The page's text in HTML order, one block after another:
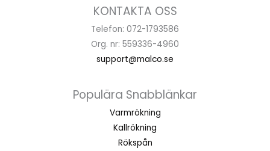
KONTAKTA OSS
Telefon: 072-1793586
Org. nr: 559336-4960
support@malco.se
Populära Snabblänkar
Varmrökning
Kallrökning
Rökspån